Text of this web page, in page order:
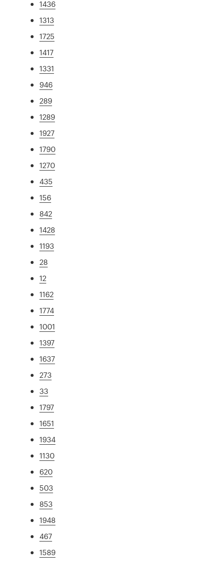
1436
1313
1725
1417
1331
946
289
1289
1927
1790
1270
435
156
842
1428
1193
28
12
1162
1774
1001
1397
1637
273
33
1797
1651
1934
1130
620
503
853
1948
467
1589